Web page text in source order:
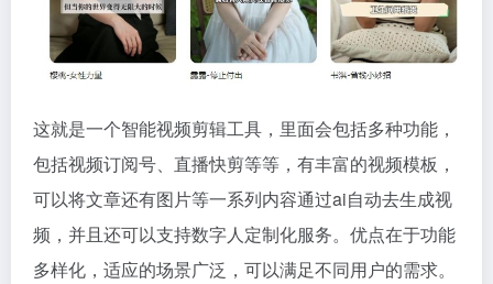
这就是一个智能视频剪辑工具，里面会包括多种功能，
包括视频订阅号、直播快剪等等，有丰富的视频模板，
可以将文章还有图片等一系列内容通过ai自动去生成视
频，并且还可以支持数字人定制化服务。优点在于功能
多样化，适应的场景广泛，可以满足不同用户的需求。